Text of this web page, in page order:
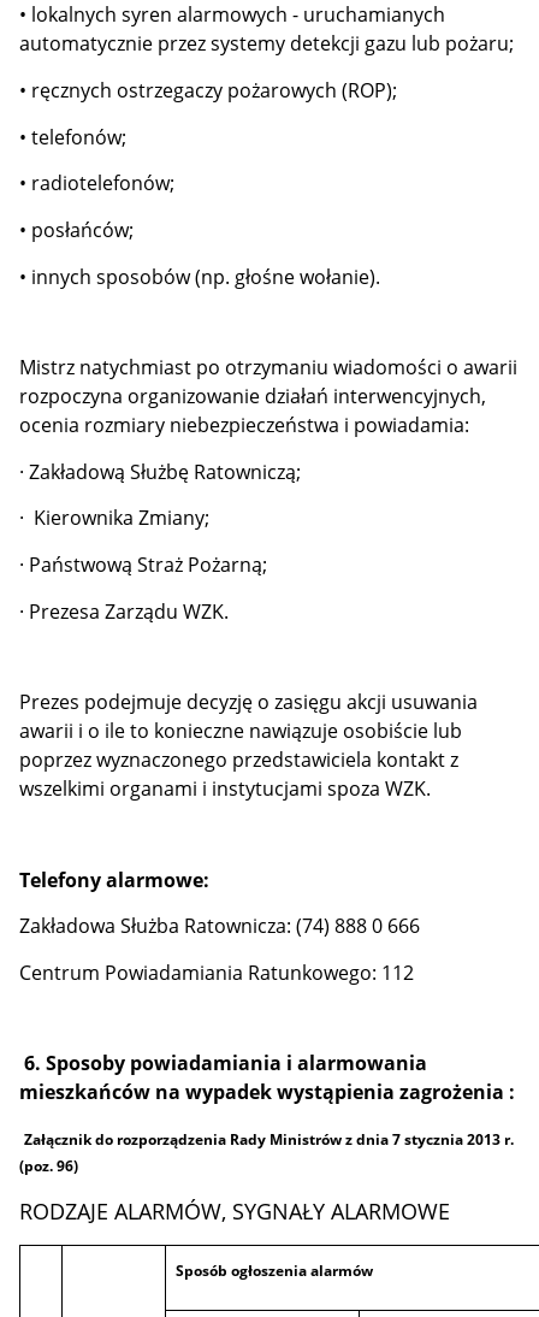
• lokalnych syren alarmowych - uruchamianych
automatycznie przez systemy detekcji gazu lub pożaru;
• ręcznych ostrzegaczy pożarowych (ROP);
• telefonów;
• radiotelefonów;
• posłańców;
• innych sposobów (np. głośne wołanie).
Mistrz natychmiast po otrzymaniu wiadomości o awarii
rozpoczyna organizowanie działań interwencyjnych,
ocenia rozmiary niebezpieczeństwa i powiadamia:
· Zakładową Służbę Ratowniczą;
· Kierownika Zmiany;
· Państwową Straż Pożarną;
· Prezesa Zarządu WZK.
Prezes podejmuje decyzję o zasięgu akcji usuwania
awarii i o ile to konieczne nawiązuje osobiście lub
poprzez wyznaczonego przedstawiciela kontakt z
wszelkimi organami i instytucjami spoza WZK.
Telefony alarmowe:
Zakładowa Służba Ratownicza: (74) 888 0 666
Centrum Powiadamiania Ratunkowego: 112
6. Sposoby powiadamiania i alarmowania
mieszkańców na wypadek wystąpienia zagrożenia :
Załącznik do rozporządzenia Rady Ministrów z dnia 7 stycznia 2013 r.
(poz. 96)
RODZAJE ALARMÓW, SYGNAŁY ALARMOWE
Sposób ogłoszenia alarmów